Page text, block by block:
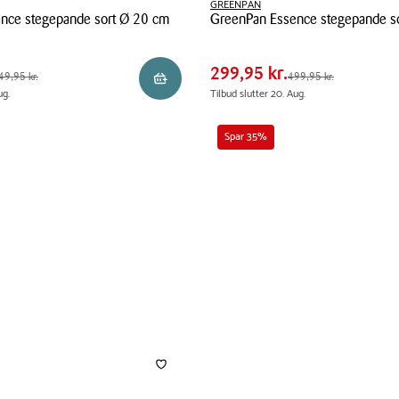
stegepande sort Ø 20 cm
kr.
kr. kr. Læg i kurv
GREENPAN
GreenPan Essence stegepande
Essence
stegepande
Pris
Pris
299,95 kr.
Førpris
499,95 kr.
299,95 kr.499,95 kr.
Tilbud slutter 20. Aug.
Spar 35%